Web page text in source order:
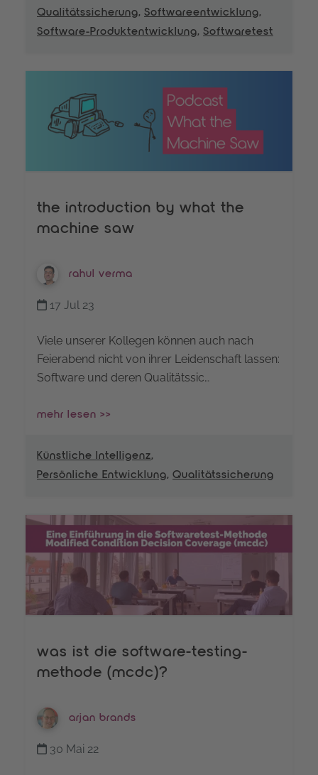
Qualitätssicherung, Softwareentwicklung,
Software-Produktentwicklung, Softwaretest
the introduction by what the
machine saw
rahul verma
17 Jul 23
Viele unserer Kollegen können auch nach
Feierabend nicht von ihrer Leidenschaft lassen:
Software und deren Qualitätssic…
mehr lesen >>
Künstliche Intelligenz,
Persönliche Entwicklung, Qualitätssicherung
was ist die software-testing-
methode (mcdc)?
arjan brands
30 Mai 22